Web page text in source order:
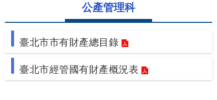
公產管理科
臺北市市有財產總目錄
臺北市經管國有財產概況表